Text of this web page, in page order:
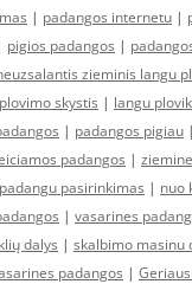
| padangos internetu |
pigios padangos |
zieminis langu
skystis | langu
| padangos pigiau |
padangos |
padangu pasirinkimas | nuo
| vasarines
dalys | skalbimo masinu
padangos |